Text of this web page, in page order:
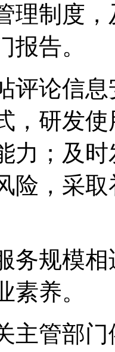
理制度
报告。
评论信
，研发
力；及
险，采
务规模
素养。
主管部